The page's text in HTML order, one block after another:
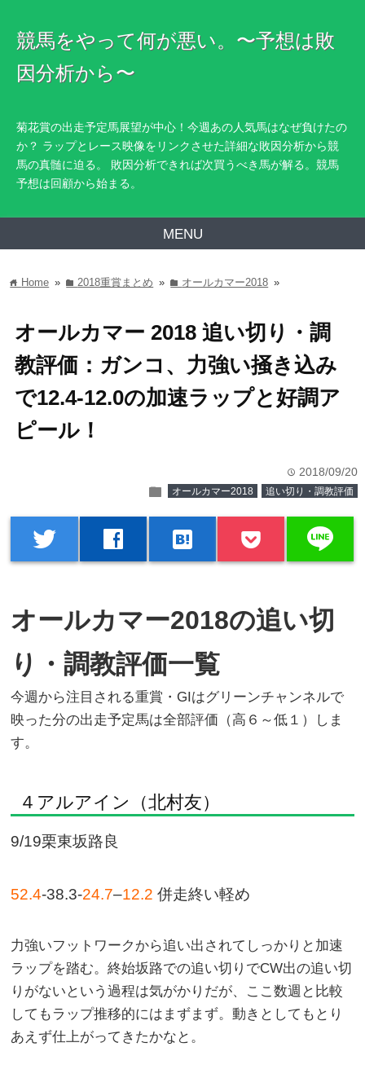
競馬をやって何が悪い。〜予想は敗
因分析から〜
菊花賞の出走予定馬展望が中心！今週あの人気馬はなぜ負けたの
か？ ラップとレース映像をリンクさせた詳細な敗因分析から競
馬の真髄に迫る。 敗因分析できれば次買うべき馬が解る。競馬
予想は回顧から始まる。
MENU
home Home » folder2018重賞まとめ » folder オールカマー2018 »
オールカマー 2018 追い切り・調
教評価：ガンコ、力強い掻き込み
で12.4-12.0の加速ラップと好調ア
ピール！
time 2018/09/20
folder オールカマー2018 追い切り・調教評価
twitter facebook hatenabookmark line
オールカマー2018の追い切
り・調教評価一覧
今週から注目される重賞・GIはグリーンチャンネルで
映った分の出走予定馬は全部評価（高６～低１）しま
す。
４アルアイン（北村友）
9/19栗東坂路良
52.4-38.3-24.7–12.2 併走終い軽め
力強いフットワークから追い出されてしっかりと加速
ラップを踏む。終始坂路での追い切りでCW出の追い切
りがないという過程は気がかりだが、ここ数週と比較
してもラップ推移的にはまずまず。動きとしてもとり
あえず仕上がってきたかなと。